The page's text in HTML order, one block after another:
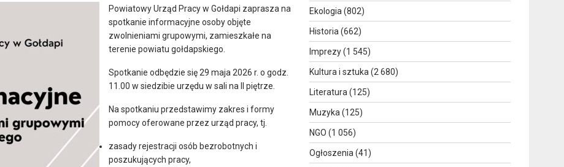
Powiatowy Urząd Pracy w Gołdapi zaprasza na
spotkanie informacyjne osoby objęte
zwolnieniami grupowymi, zamieszkałe na
terenie powiatu gołdapskiego.
Spotkanie odbędzie się 29 maja 2026 r. o godz.
11.00 w siedzibie urzędu w sali na II piętrze.
Na spotkaniu przedstawimy zakres i formy
pomocy oferowane przez urząd pracy, tj.
zasady rejestracji osób bezrobotnych i
poszukujących pracy,
Ekologia (802)
Historia (662)
Imprezy(1 545)
Kultura i sztuka (2 680)
Literatura (125)
Muzyka (125)
NGO (1 056)
Ogłoszenia (41)